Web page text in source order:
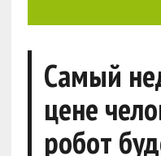
Самый
цене
робот